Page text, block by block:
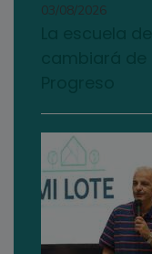
03/08/2026